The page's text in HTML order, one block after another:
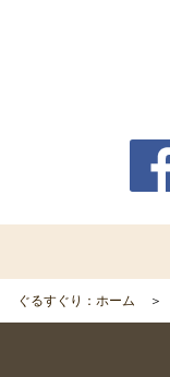
ぐるすぐり：ホーム